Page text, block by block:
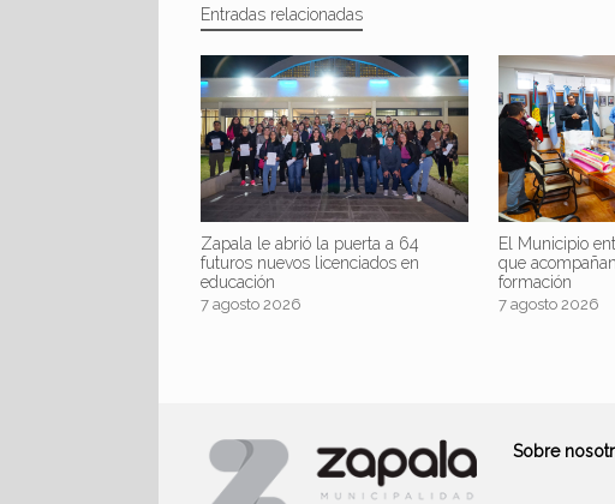
Entradas relacionadas
Zapala le abrió la puerta a 64
futuros nuevos licenciados en
educación
7 agosto 2026
El Municipio
que
formación
7 agosto 2026
Sobre